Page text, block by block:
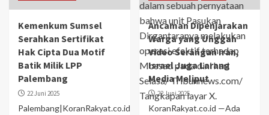
Kemenkum Sumsel
Serahkan Sertifikat
Hak Cipta Dua Motif
Batik Milik LPP
Palembang
22 Juni 2025
Palembang|KoranRakyat.co.id
Ancaman Dipenjarakan
Warga yang Unggah
Video Serangan Iran,
Israel Juga Larang
Media Meliput
22 Juni 2025
KoranRakyat.co.id —Ada